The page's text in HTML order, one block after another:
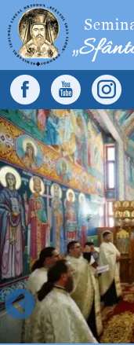
Sari la conținutul principal
Main
navigation